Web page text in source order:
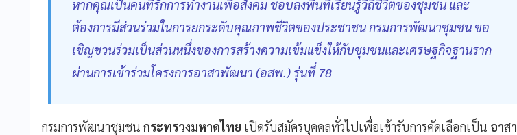
หากคุณเป็นคนที่รักการทำงานเพื่อสังคม ชอบลงพื้นที่เรียนรู้วิถีชีวิตของชุมชน และ
ต้องการมีส่วนร่วมในการยกระดับคุณภาพชีวิตของประชาชน กรมการพัฒนาชุมชน ขอ
เชิญชวนร่วมเป็นส่วนหนึ่งของการสร้างความเข้มแข็งให้กับชุมชนและเศรษฐกิจฐานราก
ผ่านการเข้าร่วมโครงการอาสาพัฒนา (อสพ.) รุ่นที่ 78
กรมการพัฒนาชุมชน กระทรวงมหาดไทย เปิดรับสมัครบุคคลทั่วไปเพื่อเข้ารับการคัดเลือกเป็น อาสา